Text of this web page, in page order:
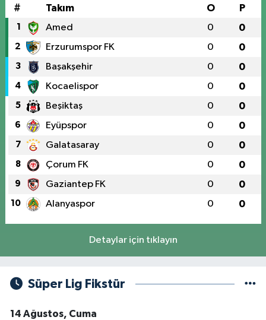
# Takım O P
1 Amed 0 0
2 Erzurumspor FK 0 0
3 Başakşehir 0 0
4 Kocaelispor 0 0
5 Beşiktaş 0 0
6 Eyüpspor 0 0
7 Galatasaray 0 0
8 Çorum FK 0 0
9 Gaziantep FK 0 0
10 Alanyaspor 0 0
Detaylar için tıklayın
Süper Lig Fikstür
14 Ağustos, Cuma